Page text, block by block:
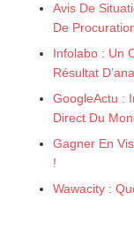
Avis De
De
Infolabo : Un
Résultat
GoogleActu :
Direct Du
Gagner En
!
Wawacity :